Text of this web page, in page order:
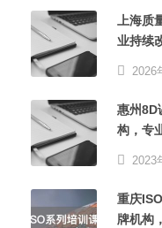
上海质
业持续
2026
惠州8D
构，专
2023
重庆
牌机构